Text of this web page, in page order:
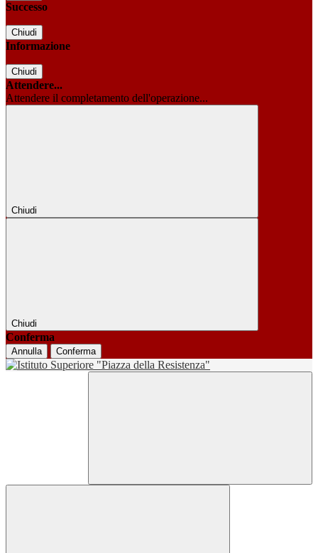
Successo
Chiudi
Informazione
Chiudi
Attendere...
Attendere il completamento dell'operazione...
Chiudi
Chiudi
Conferma
Annulla Conferma